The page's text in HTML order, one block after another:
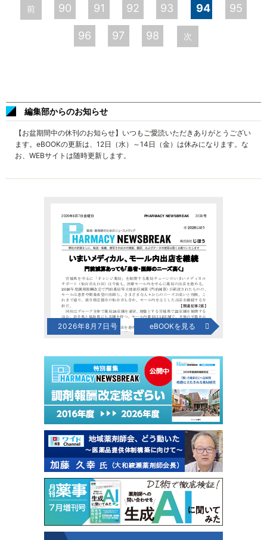
前 90 91 92 93 94 95
96 97 98 次
編集部からのお知らせ
【お盆期間中の休刊のお知らせ】いつもご愛読いただきありがとうござい
ます。eBOOKの更新は、12日（水）～14日（金）は休みになります。な
お、WEBサイトは随時更新します。
2026年8月7日号 eBOOKを見る